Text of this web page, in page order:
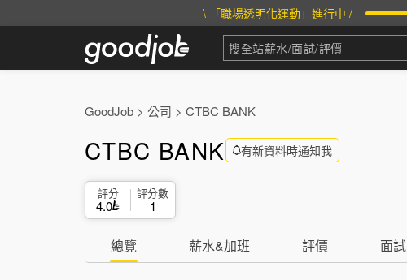
\ 「職場透明化運動」進行中 /
GoodJob > 公司 > CTBC BANK
CTBC BANK 有新資料時通知我
評分
4.0
評分數
1
總覽 薪水&加班 評價 面試